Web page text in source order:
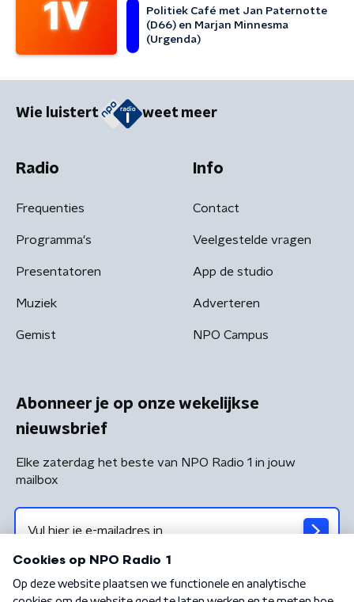
Politiek Café met Jan Paternotte
(D66) en Marjan Minnesma
(Urgenda)
Wie luistert weet meer
Radio
Frequenties
Programma's
Presentatoren
Muziek
Gemist
Info
Contact
Veelgestelde vragen
App de studio
Adverteren
NPO Campus
Abonneer je op onze wekelijkse
nieuwsbrief
Elke zaterdag het beste van NPO Radio 1 in jouw
mailbox